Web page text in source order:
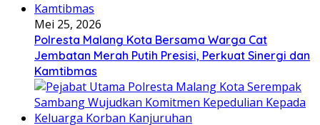
Mei 25, 2026
Polresta Malang Kota Bersama Warga Cat
Jembatan Merah Putih Presisi, Perkuat Sinergi dan
Kamtibmas